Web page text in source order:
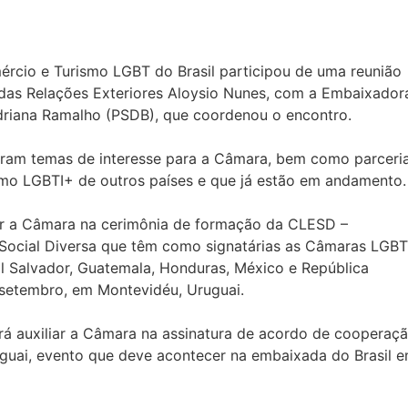
e Turismo LGBT do Brasil participou de uma reunião
Relações Exteriores Aloysio Nunes, com a
Ramalho (PSDB), que coordenou o encontro.
temas de interesse para a Câmara, bem como
LGBTI+ de outros países e que já estão em andamento.
Câmara na cerimônia de formação da CLESD –
Diversa que têm como signatárias as Câmaras LGBT
Guatemala, Honduras, México e República
em Montevidéu, Uruguai.
auxiliar a Câmara na assinatura de acordo de
evento que deve acontecer na embaixada do Brasil